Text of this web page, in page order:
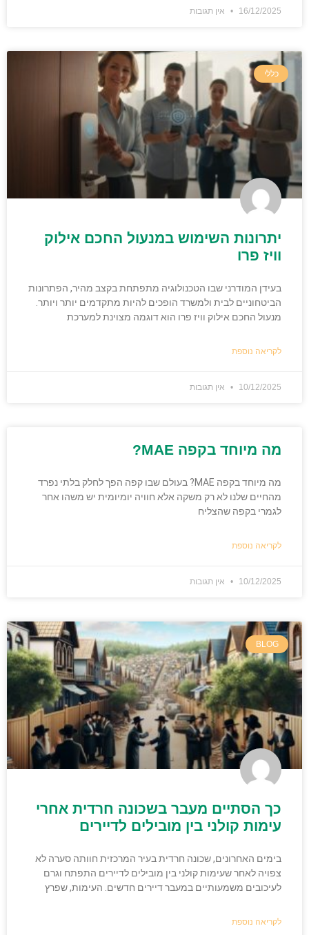
16/12/2025 אין תגובות
כללי
יתרונות השימוש במנעול החכם אילוק
וויז פרו
בעידן המודרני שבו הטכנולוגיה מתפתחת בקצב מהיר, הפתרונות
הביטחוניים לבית ולמשרד הופכים להיות מתקדמים יותר ויותר.
מנעול החכם אילוק וויז פרו הוא דוגמה מצוינת למערכת
לקריאה נוספת
10/12/2025 אין תגובות
מה מיוחד בקפה MAE?
מה מיוחד בקפה MAE? בעולם שבו קפה הפך לחלק בלתי נפרד
מהחיים שלנו לא רק משקה אלא חוויה יומיומית יש משהו אחר
לגמרי בקפה שהצליח
לקריאה נוספת
10/12/2025 אין תגובות
BLOG
כך הסתיים מעבר בשכונה חרדית אחרי
עימות קולני בין מובילים לדיירים
בימים האחרונים, שכונה חרדית בעיר המרכזית חוותה סערה לא
צפויה לאחר שעימות קולני בין מובילים לדיירים התפתח וגרם
לעיכובים משמעותיים במעבר דיירים חדשים. העימות, שפרץ
לקריאה נוספת